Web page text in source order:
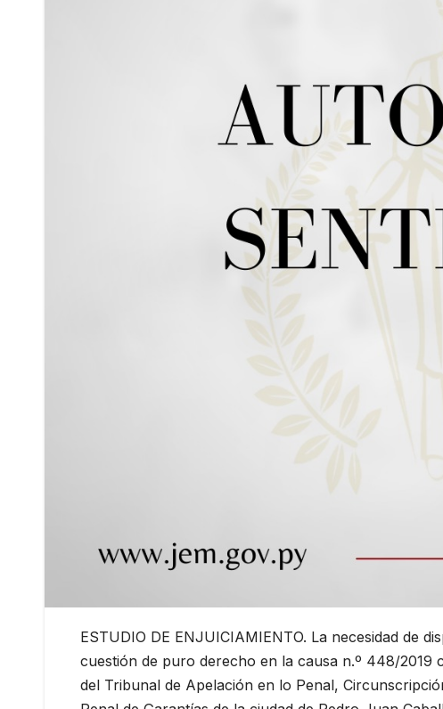
ESTUDIO DE ENJUICIAMIENTO. La necesidad de
cuestión de puro derecho en la causa n.º 448/2019
del Tribunal de Apelación en lo Penal,